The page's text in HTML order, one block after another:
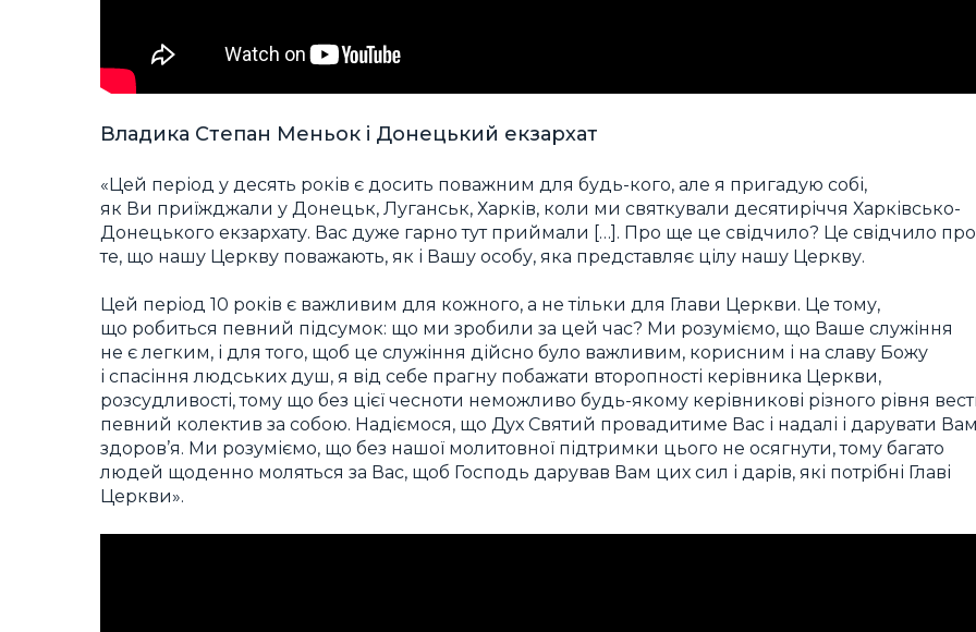
Владика Степан Меньок і Донецький екзархат
«Цей період у десять років є досить поважним для будь-кого, але я пригадую собі,
як Ви приїжджали у Донецьк, Луганськ, Харків, коли ми святкували десятиріччя Харківсько-
Донецького екзархату. Вас дуже гарно тут приймали […]. Про ще це свідчило? Це свідчило про
те, що нашу Церкву поважають, як і Вашу особу, яка представляє цілу нашу Церкву.
Цей період 10 років є важливим для кожного, а не тільки для Глави Церкви. Це тому,
що робиться певний підсумок: що ми зробили за цей час? Ми розуміємо, що Ваше служіння
не є легким, і для того, щоб це служіння дійсно було важливим, корисним і на славу Божу
і спасіння людських душ, я від себе прагну побажати второпності керівника Церкви,
розсудливості, тому що без цієї чесноти неможливо будь-якому керівникові різного рівня
певний колектив за собою. Надіємося, що Дух Святий провадитиме Вас і надалі і дарувати Вам
здоров’я. Ми розуміємо, що без нашої молитовної підтримки цього не осягнути, тому багато
людей щоденно моляться за Вас, щоб Господь дарував Вам цих сил і дарів, які потрібні Главі
Церкви».